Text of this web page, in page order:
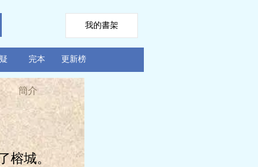
我的書架
完本 更新榜
簡介
城。